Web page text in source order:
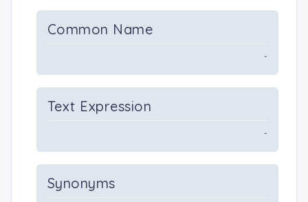
Common Name
-
Text Expression
-
Synonyms